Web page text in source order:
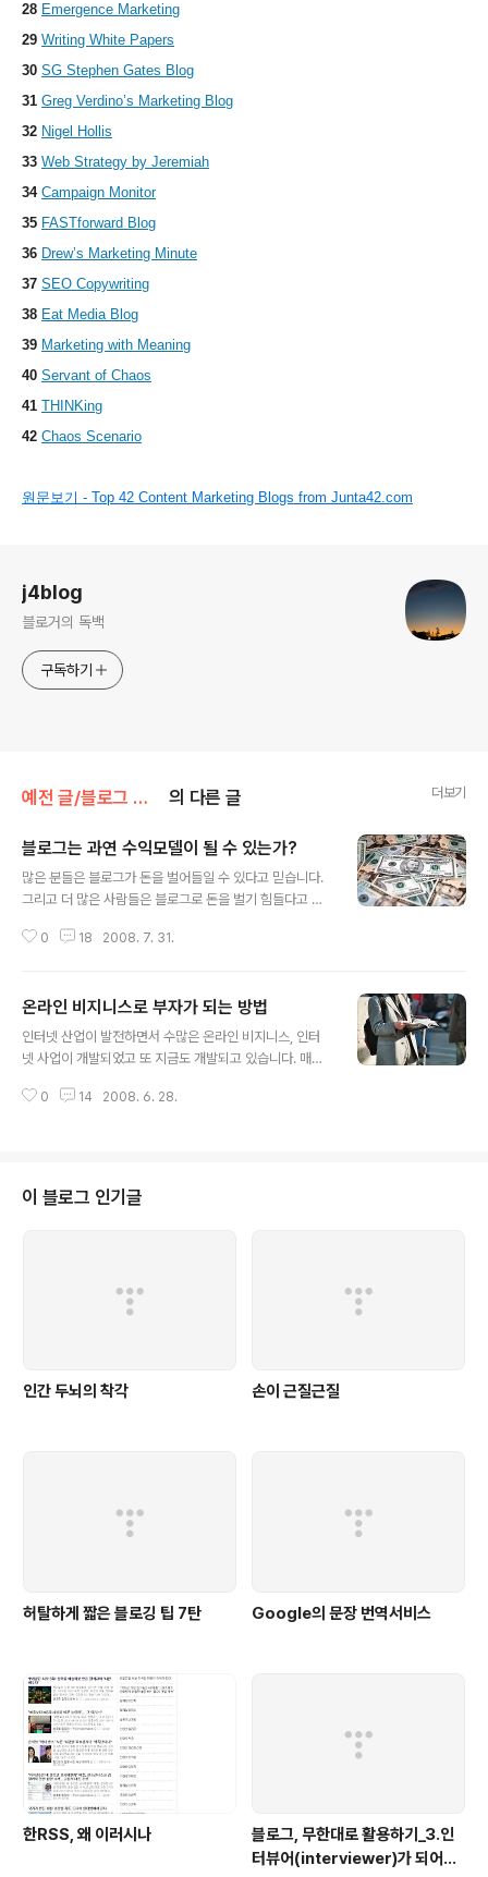
28 Emergence Marketing
29 Writing White Papers
30 SG Stephen Gates Blog
31 Greg Verdino’s Marketing Blog
32 Nigel Hollis
33 Web Strategy by Jeremiah
34 Campaign Monitor
35 FASTforward Blog
36 Drew’s Marketing Minute
37 SEO Copywriting
38 Eat Media Blog
39 Marketing with Meaning
40 Servant of Chaos
41 THINKing
42 Chaos Scenario
원문보기 - Top 42 Content Marketing Blogs from Junta42.com
j4blog
블로거의 독백
구독하기
예전 글/블로그 비지니스 도움말 의 다른 글 더보기
블로그는 과연 수익모델이 될 수 있는가?
많은 분들은 블로그가 돈을 벌어들일 수 있다고 믿습니다.
그리고 더 많은 사람들은 블로그로 돈을 벌기 힘들다고 말
중의 한 사람입니다. 하지만 블로그 자체로 돈을 벌기는 힘
휴마케팅 시장과 광고주들의 인식은 아직까지 많이 닫혀있
는 상태입니다. 암담하기가 별나라 공주가 사는 은하계 구
석처럼 시커멓기 그지없습니다. 해외의 경우를 보면 파워
처럼 보입니다. 하지만 내면을 들여다보면 그들도 자체 스
0 18 2008. 7. 31.
온라인 비지니스로 부자가 되는 방법
인터넷 산업이 발전하면서 수많은 온라인 비지니스, 인터
넷 사업이 개발되었고 또 지금도 개발되고 있습니다. 매일
만장자가 되었습니다. 그리고 어떤 이들은 지금도 백만장
성공한 사람의 방법을 그대로 답습했다고 합니다. 자신도
분명 성공한 이들만큼 쉬지않고 노력을 했다고 합니다. 자
일까요? 어떻게 하면 온라인 비지니스로 부자가 될..
0 14 2008. 6. 28.
이 블로그 인기글
인간 두뇌의 착각 손이 근질근질
허탈하게 짧은 블로깅 팁 7탄 Google의 문장 번역서비스
한RSS, 왜 이러시나
블로그, 무한대로 활용하기_3.인
터뷰어(interviewer)가 되어보